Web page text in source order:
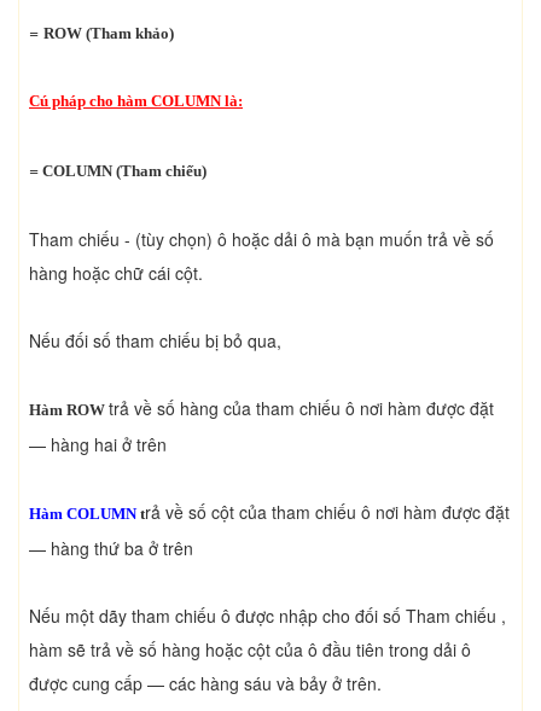
= ROW (Tham khảo)
Cú pháp cho hàm COLUMN là:
= COLUMN (Tham chiếu)
Tham chiếu - (tùy chọn) ô hoặc dải ô mà bạn muốn trả về số
hàng hoặc chữ cái cột.
Nếu đối số tham chiếu bị bỏ qua,
Hàm ROW trả về số hàng của tham chiếu ô nơi hàm được đặt
— hàng hai ở trên
Hàm COLUMNtrả về số cột của tham chiếu ô nơi hàm được đặt
— hàng thứ ba ở trên
Nếu một dãy tham chiếu ô được nhập cho đối số Tham chiếu ,
hàm sẽ trả về số hàng hoặc cột của ô đầu tiên trong dải ô
được cung cấp — các hàng sáu và bảy ở trên.